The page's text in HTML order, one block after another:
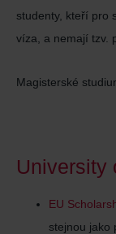
studenty, kteří pro
víza, a nemají tzv.
Magisterské
University
EU
stejnou jako